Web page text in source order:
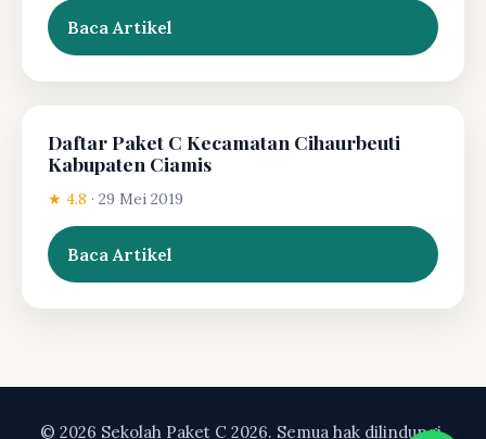
Baca Artikel
Daftar Paket C Kecamatan Cihaurbeuti
Kabupaten Ciamis
★ 4.8 · 29 Mei 2019
Baca Artikel
© 2026 Sekolah Paket C 2026. Semua hak dilindungi.